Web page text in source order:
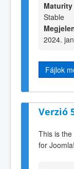
Maturity
Stable
2024.
Fájlok
Verzió
This is
for